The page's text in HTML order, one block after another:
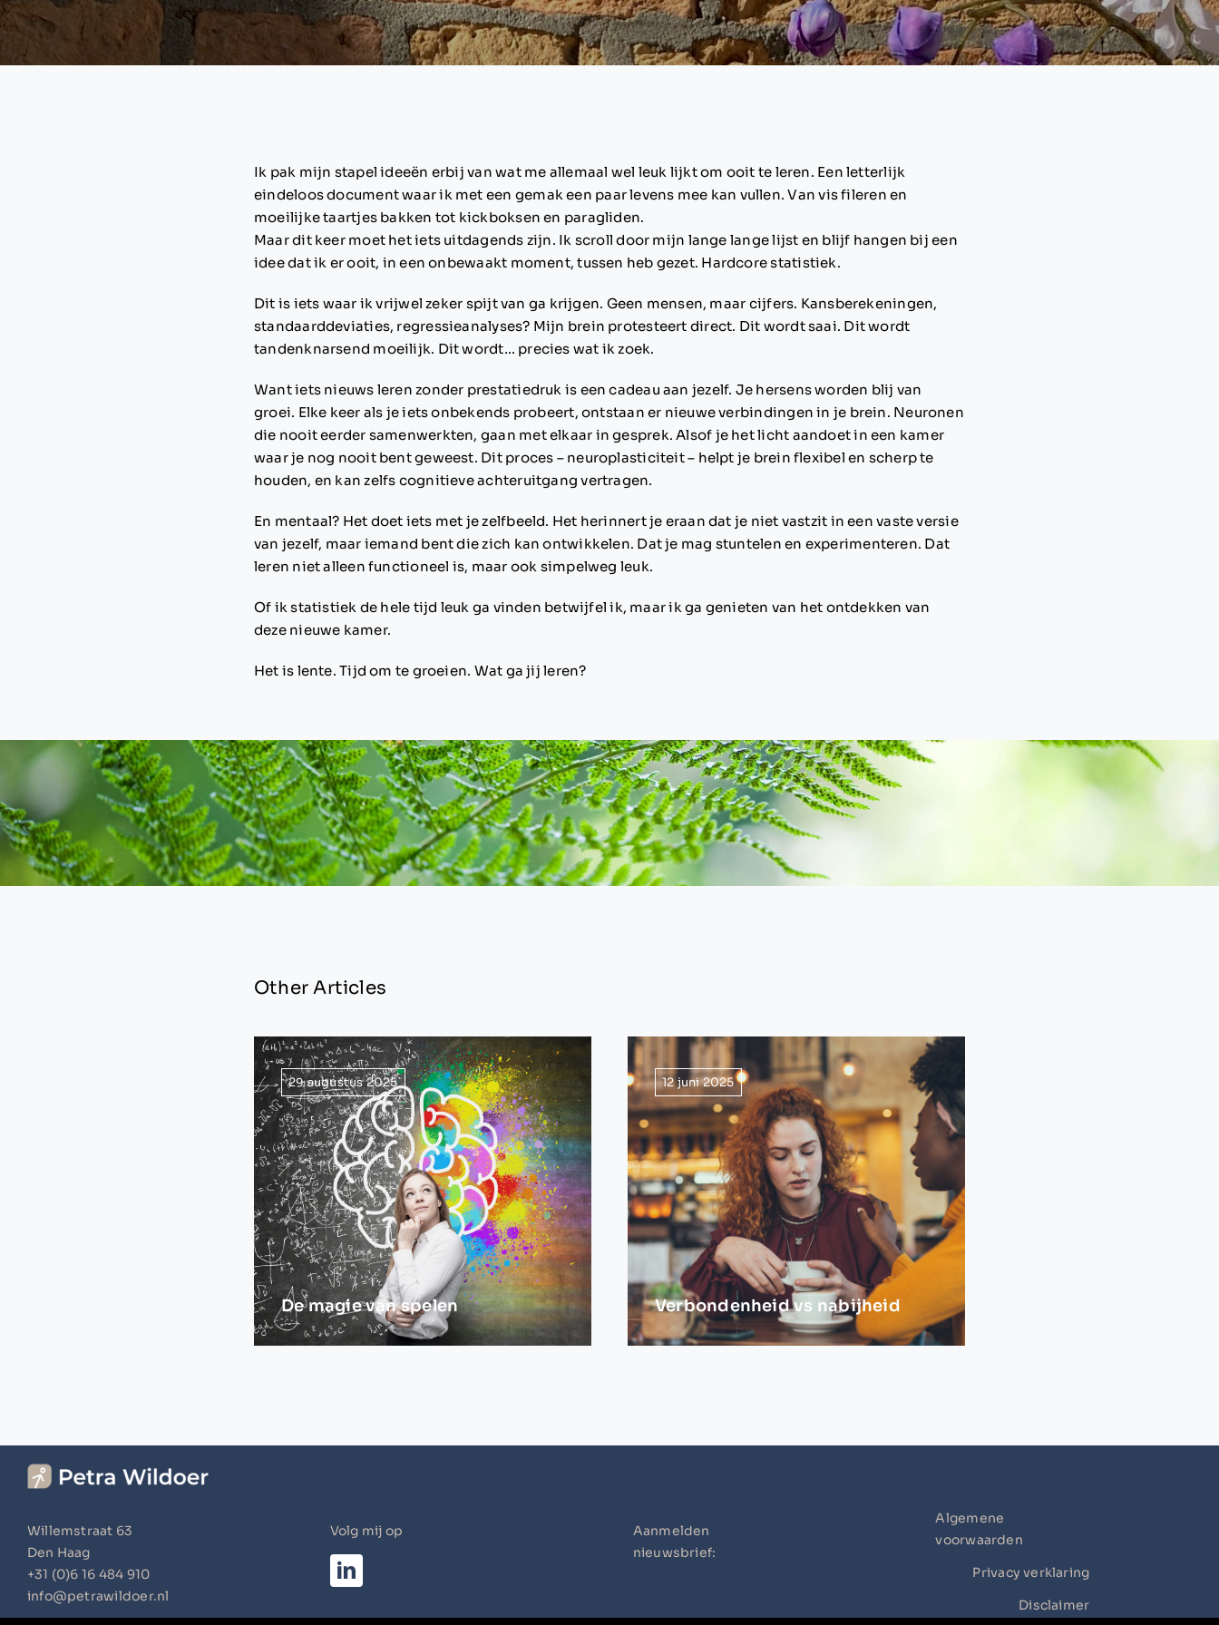
Ik pak mijn stapel ideeën erbij van wat me allemaal wel leuk lijkt om ooit te leren. Een letterlijk
eindeloos document waar ik met een gemak een paar levens mee kan vullen. Van vis fileren en
moeilijke taartjes bakken tot kickboksen en paragliden.
Maar dit keer moet het iets uitdagends zijn. Ik scroll door mijn lange lange lijst en blijf hangen bij een
idee dat ik er ooit, in een onbewaakt moment, tussen heb gezet. Hardcore statistiek.
Dit is iets waar ik vrijwel zeker spijt van ga krijgen. Geen mensen, maar cijfers. Kansberekeningen,
standaarddeviaties, regressieanalyses? Mijn brein protesteert direct. Dit wordt saai. Dit wordt
tandenknarsend moeilijk. Dit wordt… precies wat ik zoek.
Want iets nieuws leren zonder prestatiedruk is een cadeau aan jezelf. Je hersens worden blij van
groei. Elke keer als je iets onbekends probeert, ontstaan er nieuwe verbindingen in je brein. Neuronen
die nooit eerder samenwerkten, gaan met elkaar in gesprek. Alsof je het licht aandoet in een kamer
waar je nog nooit bent geweest. Dit proces – neuroplasticiteit – helpt je brein flexibel en scherp te
houden, en kan zelfs cognitieve achteruitgang vertragen.
En mentaal? Het doet iets met je zelfbeeld. Het herinnert je eraan dat je niet vastzit in een vaste versie
van jezelf, maar iemand bent die zich kan ontwikkelen. Dat je mag stuntelen en experimenteren. Dat
leren niet alleen functioneel is, maar ook simpelweg leuk.
Of ik statistiek de hele tijd leuk ga vinden betwijfel ik, maar ik ga genieten van het ontdekken van
deze nieuwe kamer.
Het is lente. Tijd om te groeien. Wat ga jij leren?
Other Articles
29 augustus 2025
De magie van spelen
12 juni 2025
Verbondenheid vs nabijheid
Willemstraat 63
Den Haag
+31 (0)6 16 484 910
info@petrawildoer.nl
Volg mij op
Aanmelden
nieuwsbrief:
Algemene
voorwaarden
Privacy verklaring
Disclaimer